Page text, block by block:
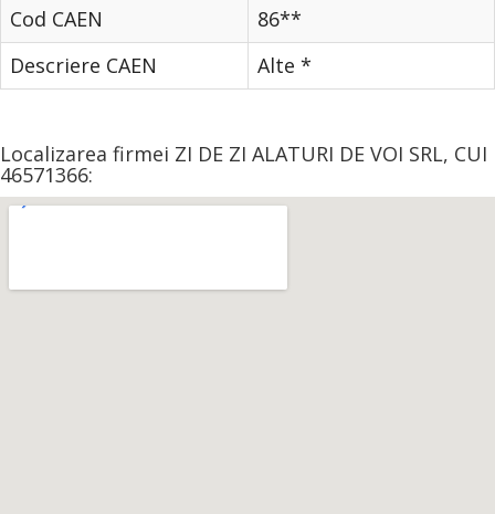
Cod CAEN
86**
Descriere CAEN
Alte *
Localizarea firmei ZI DE ZI ALATURI DE VOI SRL, CUI
46571366: